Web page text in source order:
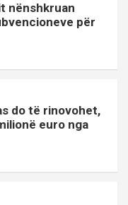
nënshkruan
për
do të rinovohet,
euro nga